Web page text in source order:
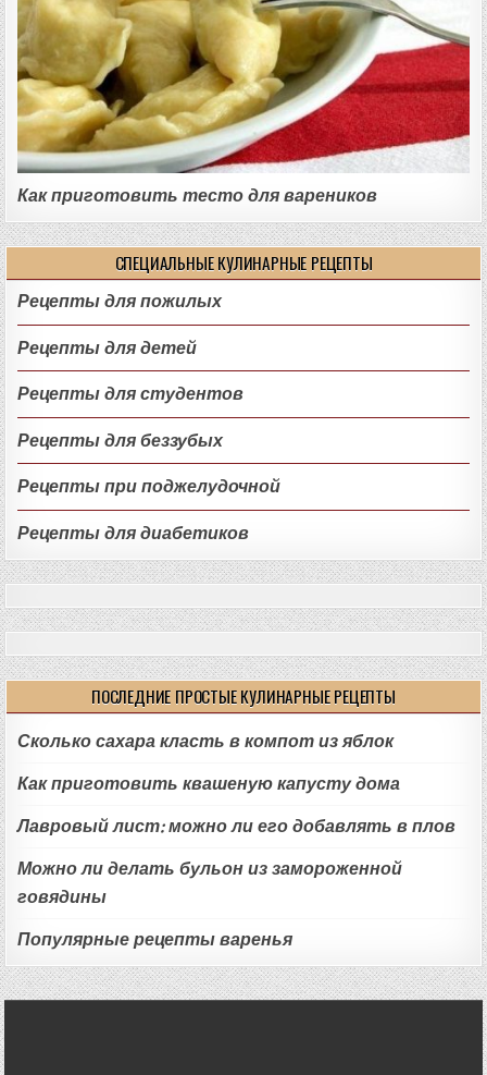
Как приготовить тесто для вареников
СПЕЦИАЛЬНЫЕ КУЛИНАРНЫЕ РЕЦЕПТЫ
Рецепты для пожилых
Рецепты для детей
Рецепты для студентов
Рецепты для беззубых
Рецепты при поджелудочной
Рецепты для диабетиков
ПОСЛЕДНИЕ ПРОСТЫЕ КУЛИНАРНЫЕ РЕЦЕПТЫ
Сколько сахара класть в компот из яблок
Как приготовить квашеную капусту дома
Лавровый лист: можно ли его добавлять в плов
Можно ли делать бульон из замороженной
говядины
Популярные рецепты варенья